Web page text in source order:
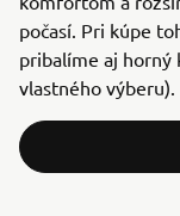
počasí. Pri kúpe
pribalíme aj horný
vlastného výberu).